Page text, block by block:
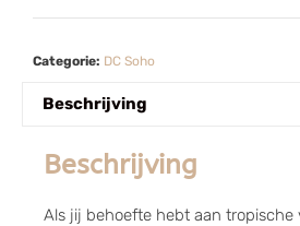
Categorie: DC Soho
Beschrijving
Beschrijving
Als jij behoefte hebt aan tropische